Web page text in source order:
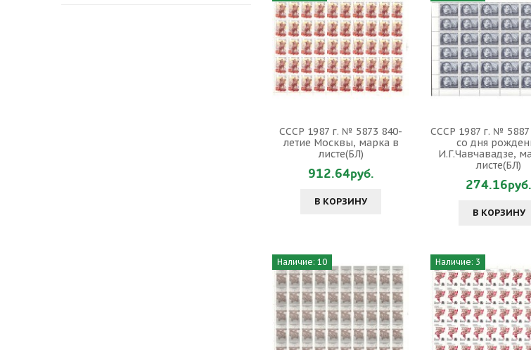
СССР 1987 г. № 5873 840-
летие Москвы, марка в
листе(БЛ)
912.64руб.
В КОРЗИНУ
СССР 1987 г. № 5887
со дня
И.Г.Чавчавадзе,
листе(БЛ)
274.16руб.
В КОРЗИНУ
Наличие: 10 Наличие: 3